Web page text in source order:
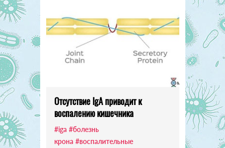
Отсутствие IgA приводит к
воспалению кишечника
#iga #болезнь
крона #воспалительные